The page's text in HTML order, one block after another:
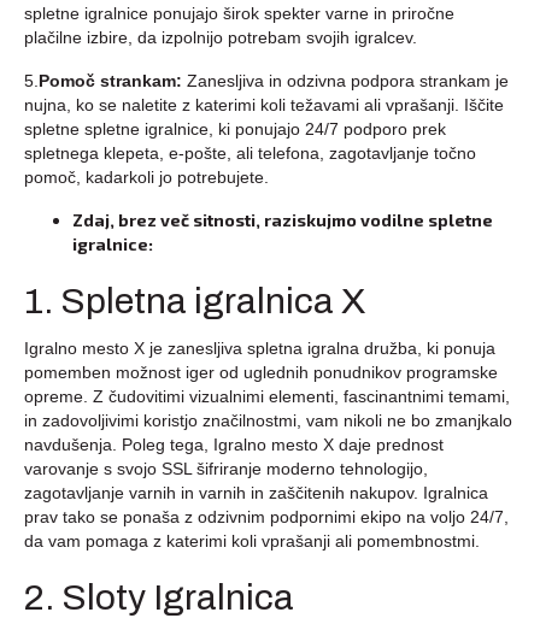
spletne igralnice ponujajo širok spekter varne in priročne
plačilne izbire, da izpolnijo potrebam svojih igralcev.
5. Pomoč strankam: Zanesljiva in odzivna podpora strankam je
nujna, ko se naletite z katerimi koli težavami ali vprašanji. Iščite
spletne spletne igralnice, ki ponujajo 24/7 podporo prek
spletnega klepeta, e-pošte, ali telefona, zagotavljanje točno
pomoč, kadarkoli jo potrebujete.
Zdaj, brez več sitnosti, raziskujmo vodilne spletne
igralnice:
1. Spletna igralnica X
Igralno mesto X je zanesljiva spletna igralna družba, ki ponuja
pomemben možnost iger od uglednih ponudnikov programske
opreme. Z čudovitimi vizualnimi elementi, fascinantnimi temami,
in zadovoljivimi koristjo značilnostmi, vam nikoli ne bo zmanjkalo
navdušenja. Poleg tega, Igralno mesto X daje prednost
varovanje s svojo SSL šifriranje moderno tehnologijo,
zagotavljanje varnih in varnih in zaščitenih nakupov. Igralnica
prav tako se ponaša z odzivnim podpornimi ekipo na voljo 24/7,
da vam pomaga z katerimi koli vprašanji ali pomembnostmi.
2. Sloty Igralnica